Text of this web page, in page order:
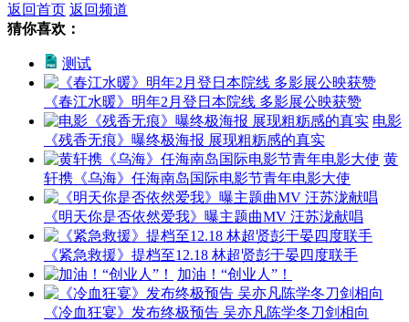
返回首页 返回频道
猜你喜欢：
测试
《春江水暖》明年2月登日本院线 多影展公映获赞
电影
《残香无痕》曝终极海报 展现粗粝感的真实
黄
轩携《乌海》任海南岛国际电影节青年电影大使
《明天你是否依然爱我》曝主题曲MV 汪苏泷献唱
《紧急救援》提档至12.18 林超贤彭于晏四度联手
加油！“创业人”！
《冷血狂宴》发布终极预告 吴亦凡陈学冬刀剑相向